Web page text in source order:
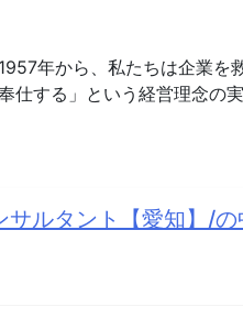
年から、私たちは企業を
仕する」という経営理念の
ルタント【愛知】/